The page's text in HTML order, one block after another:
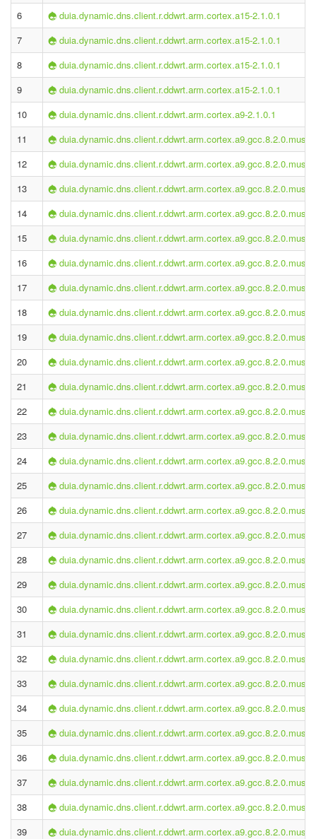
6
duia.dynamic.dns.client.r.ddwrt.arm.cortex.a15-2.1.0.1
7
duia.dynamic.dns.client.r.ddwrt.arm.cortex.a15-2.1.0.1
8
duia.dynamic.dns.client.r.ddwrt.arm.cortex.a15-2.1.0.1
9
duia.dynamic.dns.client.r.ddwrt.arm.cortex.a15-2.1.0.1
10
duia.dynamic.dns.client.r.ddwrt.arm.cortex.a9-2.1.0.1
11
duia.dynamic.dns.client.r.ddwrt.arm.cortex.a9.gcc.8.2.0.musl-
12
duia.dynamic.dns.client.r.ddwrt.arm.cortex.a9.gcc.8.2.0.musl-
13
duia.dynamic.dns.client.r.ddwrt.arm.cortex.a9.gcc.8.2.0.musl-
14
duia.dynamic.dns.client.r.ddwrt.arm.cortex.a9.gcc.8.2.0.musl-
15
duia.dynamic.dns.client.r.ddwrt.arm.cortex.a9.gcc.8.2.0.musl-
16
duia.dynamic.dns.client.r.ddwrt.arm.cortex.a9.gcc.8.2.0.musl-
17
duia.dynamic.dns.client.r.ddwrt.arm.cortex.a9.gcc.8.2.0.musl-
18
duia.dynamic.dns.client.r.ddwrt.arm.cortex.a9.gcc.8.2.0.musl-
19
duia.dynamic.dns.client.r.ddwrt.arm.cortex.a9.gcc.8.2.0.musl-
20
duia.dynamic.dns.client.r.ddwrt.arm.cortex.a9.gcc.8.2.0.musl-
21
duia.dynamic.dns.client.r.ddwrt.arm.cortex.a9.gcc.8.2.0.musl-
22
duia.dynamic.dns.client.r.ddwrt.arm.cortex.a9.gcc.8.2.0.musl-
23
duia.dynamic.dns.client.r.ddwrt.arm.cortex.a9.gcc.8.2.0.musl-
24
duia.dynamic.dns.client.r.ddwrt.arm.cortex.a9.gcc.8.2.0.musl-
25
duia.dynamic.dns.client.r.ddwrt.arm.cortex.a9.gcc.8.2.0.musl-
26
duia.dynamic.dns.client.r.ddwrt.arm.cortex.a9.gcc.8.2.0.musl-
27
duia.dynamic.dns.client.r.ddwrt.arm.cortex.a9.gcc.8.2.0.musl-
28
duia.dynamic.dns.client.r.ddwrt.arm.cortex.a9.gcc.8.2.0.musl-
29
duia.dynamic.dns.client.r.ddwrt.arm.cortex.a9.gcc.8.2.0.musl-
30
duia.dynamic.dns.client.r.ddwrt.arm.cortex.a9.gcc.8.2.0.musl-
31
duia.dynamic.dns.client.r.ddwrt.arm.cortex.a9.gcc.8.2.0.musl-
32
duia.dynamic.dns.client.r.ddwrt.arm.cortex.a9.gcc.8.2.0.musl-
33
duia.dynamic.dns.client.r.ddwrt.arm.cortex.a9.gcc.8.2.0.musl-
34
duia.dynamic.dns.client.r.ddwrt.arm.cortex.a9.gcc.8.2.0.musl-
35
duia.dynamic.dns.client.r.ddwrt.arm.cortex.a9.gcc.8.2.0.musl-
36
duia.dynamic.dns.client.r.ddwrt.arm.cortex.a9.gcc.8.2.0.musl-
37
duia.dynamic.dns.client.r.ddwrt.arm.cortex.a9.gcc.8.2.0.musl-
38
duia.dynamic.dns.client.r.ddwrt.arm.cortex.a9.gcc.8.2.0.musl-
39
duia.dynamic.dns.client.r.ddwrt.arm.cortex.a9.gcc.8.2.0.musl-